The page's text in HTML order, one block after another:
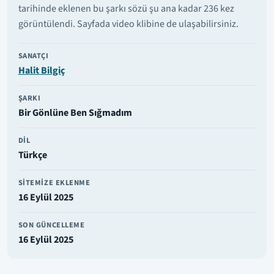
tarihinde eklenen bu şarkı sözü şu ana kadar 236 kez
görüntülendi. Sayfada video klibine de ulaşabilirsiniz.
SANATÇI
Halit Bilgiç
ŞARKI
Bir Gönlüne Ben Sığmadım
DIL
Türkçe
SITEMIZE EKLENME
16 Eylül 2025
SON GÜNCELLEME
16 Eylül 2025